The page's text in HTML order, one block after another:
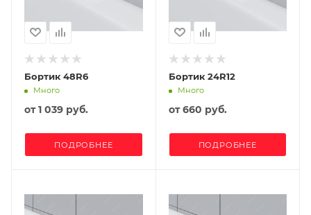
Бортик 48R6
Много
от1 039 руб.
ПОДРОБНЕЕ
Бортик 24R12
Много
от660 руб.
ПОДРОБНЕЕ